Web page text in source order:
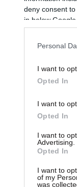
deny consent
in below
Personal
I want to
Opted In
I want to
Opted In
I want to
Advertising.
Opted In
I want to
of my
was